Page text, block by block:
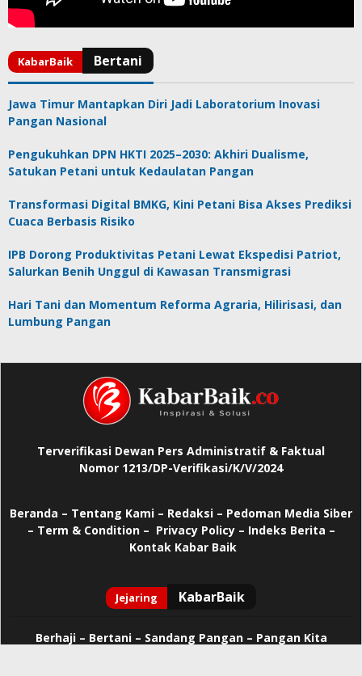
Jawa Timur Mantapkan Diri Jadi Laboratorium Inovasi
Pangan Nasional
Pengukuhkan DPN HKTI 2025–2030: Akhiri Dualisme,
Satukan Petani untuk Kedaulatan Pangan
Transformasi Digital BMKG, Kini Petani Bisa Akses Prediksi
Cuaca Berbasis Risiko
IPB Dorong Produktivitas Petani Lewat Ekspedisi Patriot,
Salurkan Benih Unggul di Kawasan Transmigrasi
Hari Tani dan Momentum Reforma Agraria, Hilirisasi, dan
Lumbung Pangan
Terverifikasi Dewan Pers Administratif & Faktual
Nomor 1213/DP-Verifikasi/K/V/2024
Beranda – Tentang Kami – Redaksi – Pedoman Media Siber
– Term & Condition – Privacy Policy– Indeks Berita –
Kontak Kabar Baik
Berhaji– Bertani – Sandang Pangan – Pangan Kita